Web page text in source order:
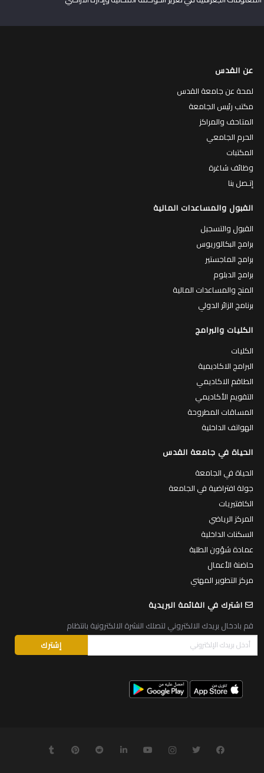
عن القدس
لمحة عن جامعة القدس
مكتب رئيس الجامعة
المتاحف والمراكز
الحرم الجامعي
المكتبات
وظائف شاغرة
إتـصل بنا
القبول والمساعدات المالية
القبول والتسجيل
برامج البكالوريوس
برامج الماجستير
برامج الدبلوم
المنح والمساعدات المالية
برنامج الزائر الدولي
الكليات والبرامج
الكليات
البرامج الاكاديمية
الطاقم الاكاديمي
التقويم الأكاديمي
المساقات المطروحة
الهواتف الداخلية
الحياة في جامعة القدس
الحياة في الجامعة
جولة افتراضية في الجامعة
الكافتيريات
المركز الرياضي
السكنات الداخلية
عمادة شؤون الطلبة
حاضنة الأعمال
مركز التطوير المهني
اشترك في القائمة البريدية
قم بادخال بريدك الالكتروني لتصلك النشرة الالكترونية بانتظام